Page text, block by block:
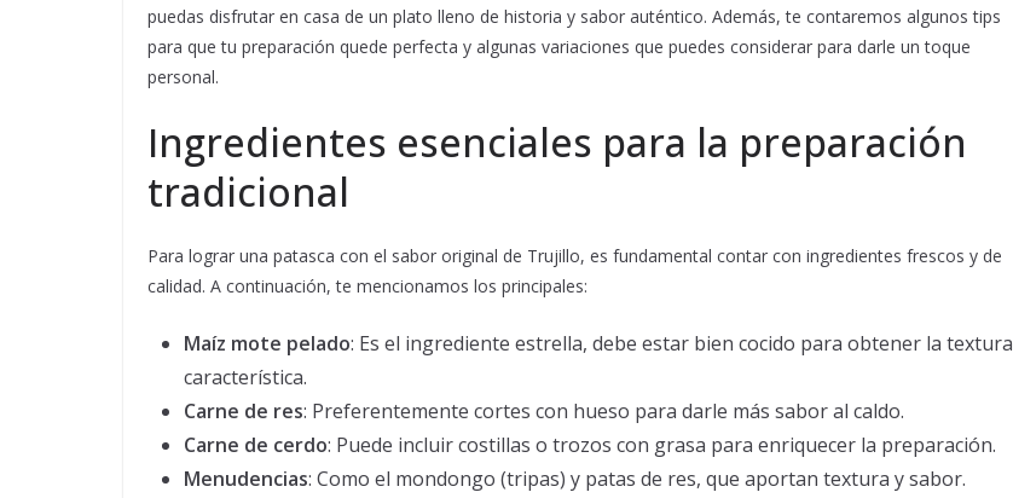
puedas disfrutar en casa de un plato lleno de historia y sabor auténtico. Además, te contaremos algunos tips
para que tu preparación quede perfecta y algunas variaciones que puedes considerar para darle un toque
personal.
Ingredientes esenciales para la preparación
tradicional
Para lograr una patasca con el sabor original de Trujillo, es fundamental contar con ingredientes frescos y de
calidad. A continuación, te mencionamos los principales:
Maíz mote pelado: Es el ingrediente estrella, debe estar bien cocido para obtener la textura
característica.
Carne de res: Preferentemente cortes con hueso para darle más sabor al caldo.
Carne de cerdo: Puede incluir costillas o trozos con grasa para enriquecer la preparación.
Menudencias: Como el mondongo (tripas) y patas de res, que aportan textura y sabor.